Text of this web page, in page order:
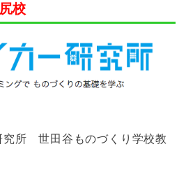
校
究所 世田谷ものづくり学校教